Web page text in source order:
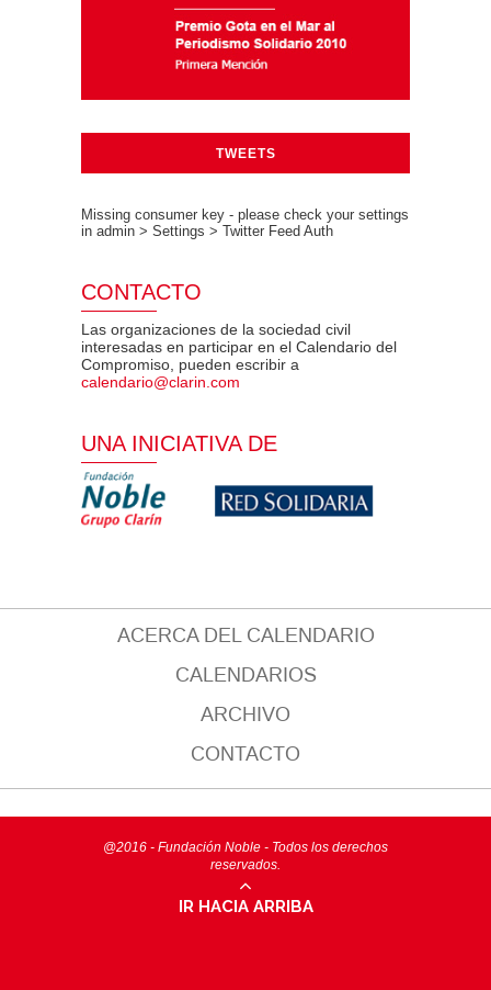
TWEETS
Missing consumer key - please check your settings
in admin > Settings > Twitter Feed Auth
CONTACTO
Las organizaciones de la sociedad civil
interesadas en participar en el Calendario del
Compromiso, pueden escribir a
calendario@clarin.com
UNA INICIATIVA DE
ACERCA DEL CALENDARIO
CALENDARIOS
ARCHIVO
CONTACTO
@2016 - Fundación Noble - Todos los derechos
reservados.
IR HACIA ARRIBA